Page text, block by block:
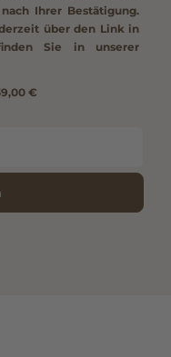
Ihrer Bestätigung.
über den Link in
Sie in unserer
€